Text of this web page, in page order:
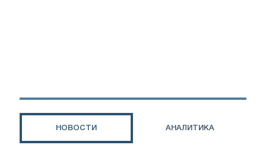
НОВОСТИ АНАЛИТИКА